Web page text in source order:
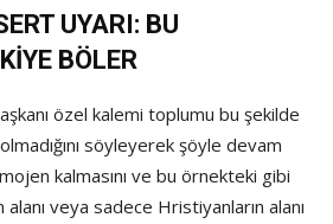
UYARI: BU
BÖLER
özel kalemi toplumu bu şekilde
söyleyerek şöyle devam
kalmasını ve bu örnekteki gibi
veya sadece Hristiyanların alanı